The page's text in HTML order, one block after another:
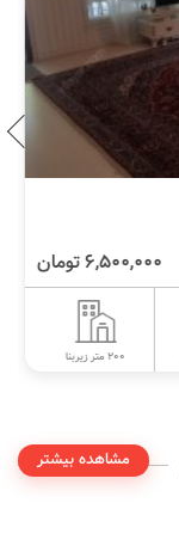
6,500,000 تومان
200 متر زیربنا
مشاهده بیشتر